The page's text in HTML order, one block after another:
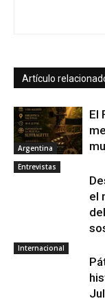
Artículo
Argentina
El
Entrevistas
el
Internacional